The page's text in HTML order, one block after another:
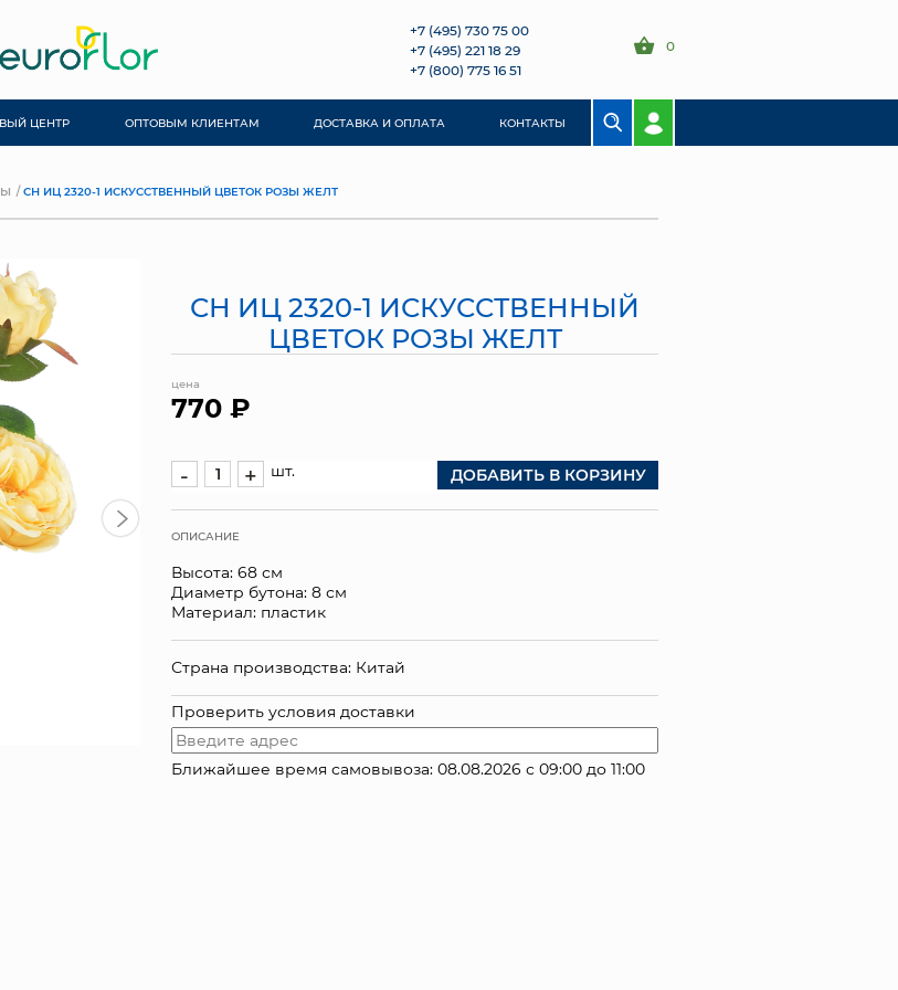
+7 (495) 730 75 00
+7 (495) 221 18 29
+7 (800) 775 16 51
0
ЦЕНТР ОПТОВЫМ КЛИЕНТАМ ДОСТАВКА И ОПЛАТА КОНТАКТЫ
СН ИЦ 2320-1 ИСКУССТВЕННЫЙ ЦВЕТОК РОЗЫ ЖЕЛТ
СН ИЦ 2320-1 ИСКУССТВЕННЫЙ
ЦВЕТОК РОЗЫ ЖЕЛТ
цена
770 ₽
- + шт. ДОБАВИТЬ В КОРЗИНУ
ОПИСАНИЕ
Высота: 68 см
Диаметр бутона: 8 см
Материал: пластик
Страна производства: Китай
Проверить условия доставки
Ближайшее время самовывоза: 08.08.2026 с 09:00 до 11:00